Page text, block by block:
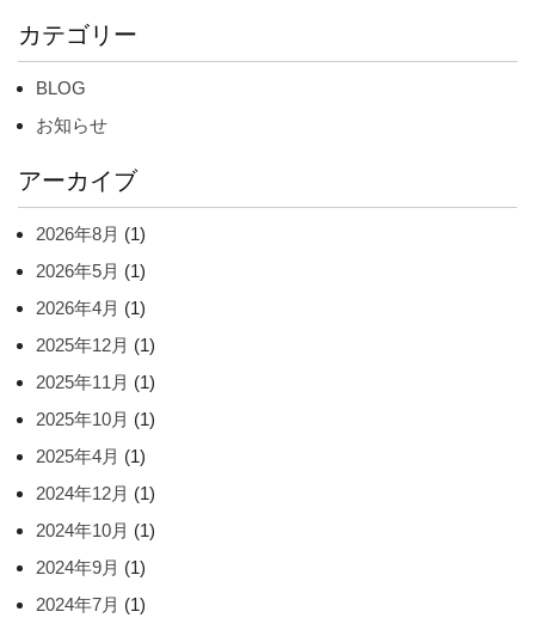
カテゴリー
BLOG
お知らせ
アーカイブ
2026年8月 (1)
2026年5月 (1)
2026年4月 (1)
2025年12月 (1)
2025年11月 (1)
2025年10月 (1)
2025年4月 (1)
2024年12月 (1)
2024年10月 (1)
2024年9月 (1)
2024年7月 (1)